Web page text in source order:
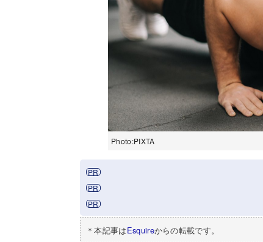
Photo:PIXTA
＊本記事はEsquireからの転載です。